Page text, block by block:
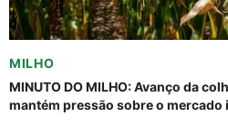
MILHO
MINUTO DO MILHO: Avanço da
mantém pressão sobre o mercado